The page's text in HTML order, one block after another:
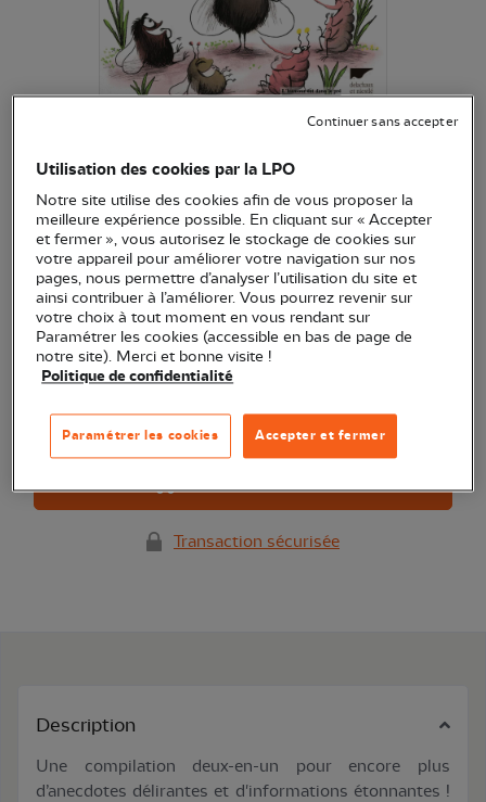
(Ref. EN0935)
14,90 € EXCLU WEB
L’univers bucolique des morpions et des mouches !
Voir plus
Quantité
Dernières pièces en stock !
Transaction sécurisée
Description
Une compilation deux-en-un pour encore plus
d’anecdotes délirantes et d'informations étonnantes !
Utilisation des cookies par la LPO
Notre site utilise des cookies afin de vous proposer la
meilleure expérience possible. En cliquant sur « Accepter
et fermer », vous autorisez le stockage de cookies sur
votre appareil pour améliorer votre navigation sur nos
pages, nous permettre d’analyser l’utilisation du site et
ainsi contribuer à l’améliorer. Vous pourrez revenir sur
votre choix à tout moment en vous rendant sur
Paramétrer les cookies (accessible en bas de page de
notre site). Merci et bonne visite !
Politique de confidentialité
Accepter et fermer
Paramétrer les cookies
Continuer sans accepter